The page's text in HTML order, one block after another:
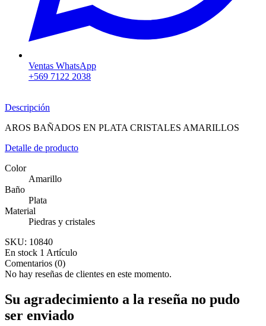
Ventas WhatsApp
+569 7122 2038
Descripción
AROS BAÑADOS EN PLATA CRISTALES AMARILLOS
Detalle de producto
Color
Amarillo
Baño
Plata
Material
Piedras y cristales
SKU: 10840
En stock 1 Artículo
Comentarios (0)
No hay reseñas de clientes en este momento.
Su agradecimiento a la reseña no pudo
ser enviado